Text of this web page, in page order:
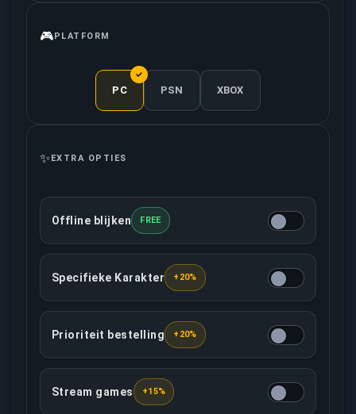
🎮PLATFORM
PC PSN XBOX
✨ EXTRA OPTIES
Deze optie zorgt ervoor dat jouw account offline
Offline blijken FREE
Jij mag beslissen welke karakters jouw
Specifieke Karakter +20%
Deze optie voorziet dat jouw bestelling met hoge
Prioriteit bestelling +20%
Jouw toegewezen booster zal alle games
Stream games +15%